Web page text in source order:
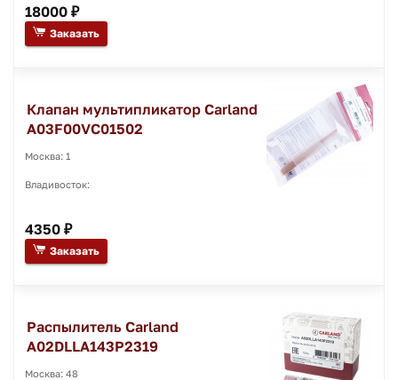
18000 ₽
Заказать
Клапан мультипликатор Carland
A03F00VC01502
Москва: 1
Владивосток:
4350 ₽
Заказать
Распылитель Carland
A02DLLA143P2319
Москва: 48